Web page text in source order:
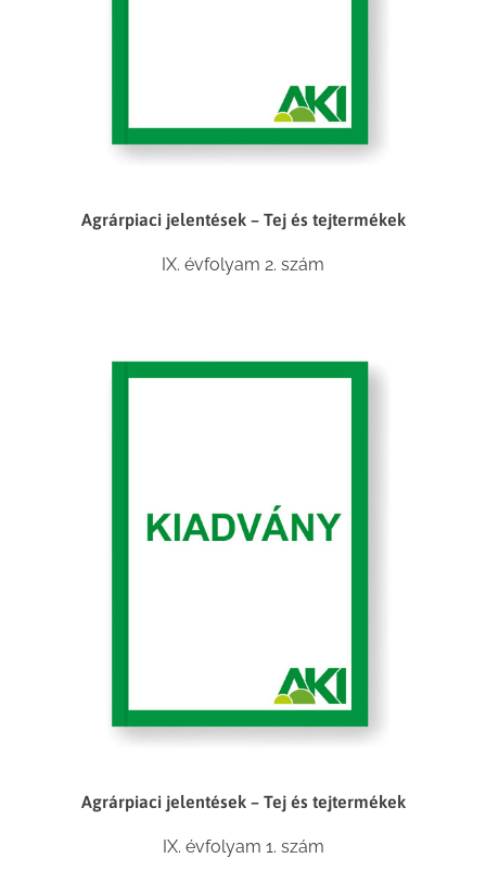
Agrárpiaci jelentések – Tej és tejtermékek
IX. évfolyam 2. szám
Agrárpiaci jelentések – Tej és tejtermékek
IX. évfolyam 1. szám